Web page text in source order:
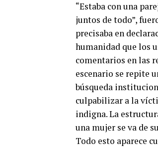
“Estaba con una
juntos de todo”,
precisaba en
humanidad que los
comentarios en las
escenario se repite
búsqueda
culpabilizar a la
indigna. La
una mujer se va de
Todo esto aparece